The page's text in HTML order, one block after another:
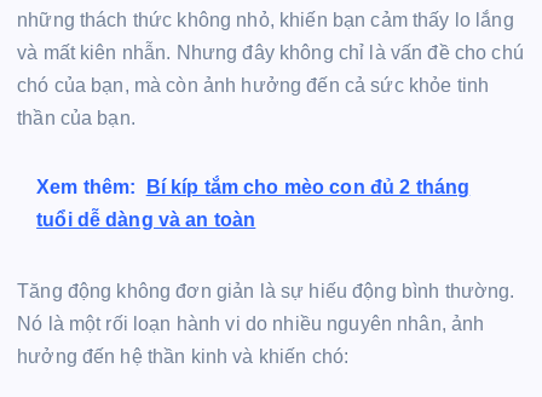
những thách thức không nhỏ, khiến bạn cảm thấy lo lắng
và mất kiên nhẫn. Nhưng đây không chỉ là vấn đề cho chú
chó của bạn, mà còn ảnh hưởng đến cả sức khỏe tinh
thần của bạn.
Xem thêm:
Bí kíp tắm cho mèo con đủ 2 tháng
tuổi dễ dàng và an toàn
Tăng động không đơn giản là sự hiếu động bình thường.
Nó là một rối loạn hành vi do nhiều nguyên nhân, ảnh
hưởng đến hệ thần kinh và khiến chó: